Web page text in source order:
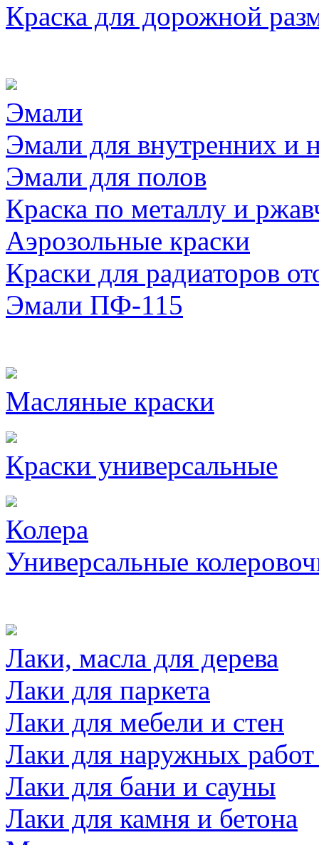
Краска для дорожной
Эмали
Эмали для внутренних и
Эмали для полов
Краска по металлу и
Аэрозольные краски
Краски для радиаторов
Эмали ПФ-115
Масляные краски
Краски универсальные
Колера
Универсальные
Лаки, масла для дерева
Лаки для паркета
Лаки для мебели и стен
Лаки для наружных
Лаки для бани и сауны
Лаки для камня и бетона